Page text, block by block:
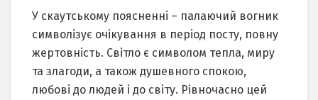
У скаутському поясненні – палаючий вогник
символізує очікування в період посту, повну
жертовність. Світло є символом тепла, миру
та злагоди, а також душевного спокою,
любові до людей і до світу. Рівночасно цей